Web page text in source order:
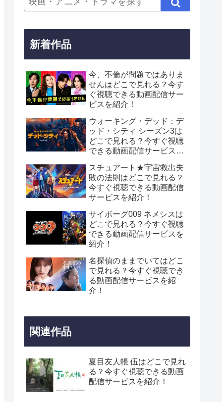
新着作品
今、不倫が問題ではありま
せんはどこで見れる？今す
ぐ視聴できる動画配信サー
ビスを紹介！
ウォーキング・デッド：デ
ッド・シティ シーズン3は
どこで見れる？今すぐ視聴
できる動画配信サービスを
スチュアート★宇宙救出失
敗の法則はどこで見れる？
今すぐ視聴できる動画配信
サービスを紹介！
サイボーグ009 ネメシスは
どこで見れる？今すぐ視聴
できる動画配信サービスを
紹介！
名探偵のままでいてはどこ
で見れる？今すぐ視聴でき
る動画配信サービスを紹
介！
関連作品
夏目友人帳 伍はどこで見れ
る？今すぐ視聴できる動画
配信サービスを紹介！